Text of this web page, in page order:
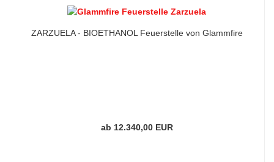
ZARZUELA - BIOETHANOL Feuerstelle von Glammfire
ab 12.340,00 EUR